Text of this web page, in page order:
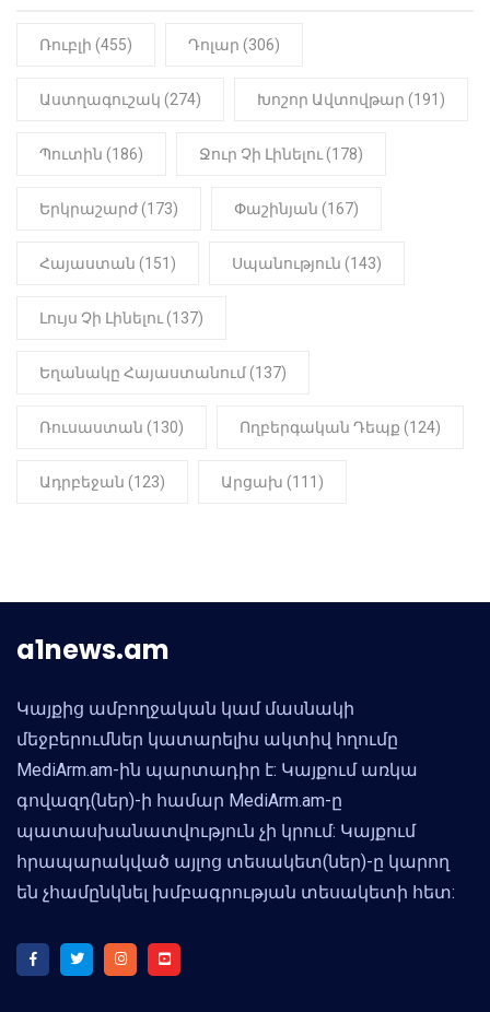
Ռուբլի (455) Դոլար (306)
Աստղագուշակ (274) Խոշոր Ավտովթար (191)
Պուտին (186) Ջուր Չի Լինելու (178)
Երկրաշարժ (173) Փաշինյան (167)
Հայաստան (151) Սպանություն (143)
Լույս Չի Լինելու (137)
Եղանակը Հայաստանում (137)
Ռուսաստան (130) Ողբերգական Դեպք (124)
Ադրբեջան (123) Արցախ (111)
a1news.am
Կայքից ամբողջական կամ մասնակի
մեջբերումներ կատարելիս ակտիվ հղումը
MediArm.am-ին պարտադիր է: Կայքում առկա
գովազդ(ներ)-ի համար MediArm.am-ը
պատասխանատվություն չի կրում: Կայքում
հրապարակված այլոց տեսակետ(ներ)-ը կարող
են չհամընկնել խմբագրության տեսակետի հետ: